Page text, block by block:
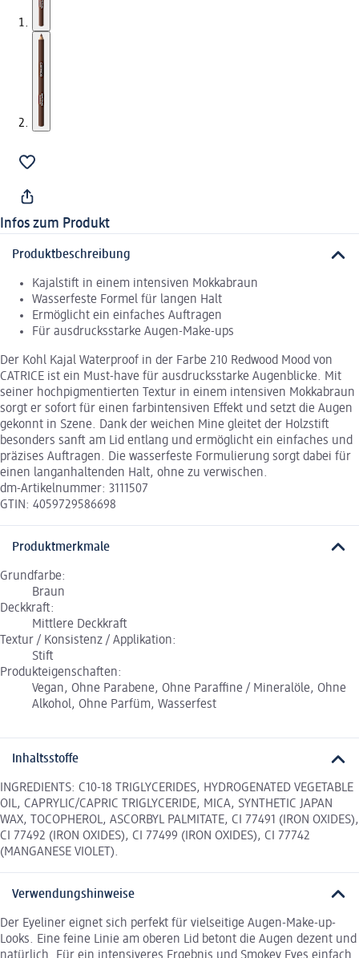
Infos zum Produkt
Produktbeschreibung
Kajalstift in einem intensiven Mokkabraun
Wasserfeste Formel für langen Halt
Ermöglicht ein einfaches Auftragen
Für ausdrucksstarke Augen-Make-ups
Der Kohl Kajal Waterproof in der Farbe 210 Redwood Mood von
CATRICE ist ein Must-have für ausdrucksstarke Augenblicke. Mit
seiner hochpigmentierten Textur in einem intensiven Mokkabraun
sorgt er sofort für einen farbintensiven Effekt und setzt die Augen
gekonnt in Szene. Dank der weichen Mine gleitet der Holzstift
besonders sanft am Lid entlang und ermöglicht ein einfaches und
präzises Auftragen. Die wasserfeste Formulierung sorgt dabei für
einen langanhaltenden Halt, ohne zu verwischen.
dm-Artikelnummer: 3111507
GTIN: 4059729586698
Produktmerkmale
Grundfarbe:
Braun
Deckkraft:
Mittlere Deckkraft
Textur / Konsistenz / Applikation:
Stift
Produkteigenschaften:
Vegan, Ohne Parabene, Ohne Paraffine / Mineralöle, Ohne
Alkohol, Ohne Parfüm, Wasserfest
Inhaltsstoffe
INGREDIENTS: C10-18 TRIGLYCERIDES, HYDROGENATED VEGETABLE
OIL, CAPRYLIC/CAPRIC TRIGLYCERIDE, MICA, SYNTHETIC JAPAN
WAX, TOCOPHEROL, ASCORBYL PALMITATE, CI 77491 (IRON OXIDES),
CI 77492 (IRON OXIDES), CI 77499 (IRON OXIDES), CI 77742
(MANGANESE VIOLET).
Verwendungshinweise
Der Eyeliner eignet sich perfekt für vielseitige Augen-Make-up-
Looks. Eine feine Linie am oberen Lid betont die Augen dezent und